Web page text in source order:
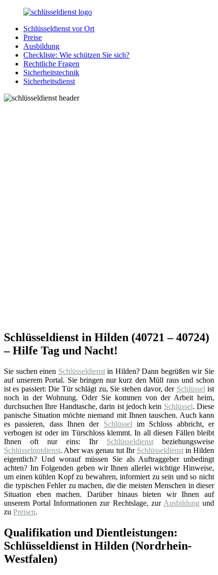
Zurück
Inhalt
SchluesseldienstDirekt.de
Ihre
Notlage
wird
gelöst!
Schlüsseldienst vor Ort
Preise
Ausbildung
Checkliste: Wie schützen Sie sich?
Rechtliche Fragen
Sicherheitstechnik
Sicherheitsdienst
Schlüsseldienst in Hilden (40721 – 40724)
– Hilfe Tag und Nacht!
Sie suchen einen Schlüsseldienstin Hilden? Dann begrüßen wir Sie
auf unserem Portal. Sie bringen nur kurz den Müll raus und schon
ist es passiert: Die Tür schlägt zu, Sie stehen davor, der Schlüssel ist
noch in der Wohnung. Oder Sie kommen von der Arbeit heim,
durchsuchen Ihre Handtasche, darin ist jedoch kein Schlüssel. Diese
panische Situation möchte niemand mit Ihnen tauschen. Auch kann
es passieren, dass Ihnen der Schlüssel im Schloss abbricht, er
verbogen ist oder im Türschloss klemmt. In all diesen Fällen bleibt
Ihnen oft nur eins: Ihr Schlüsseldienst beziehungsweise
Schlüsselnotdienst. Aber was genau tut Ihr Schlüsseldienstin Hilden
eigentlich? Und worauf müssen Sie als Auftraggeber unbedingt
achten? Im Folgenden geben wir Ihnen allerlei wichtige Hinweise,
um einen kühlen Kopf zu bewahren, informiert zu sein und so nicht
die typischen Fehler zu machen, die die meisten Menschen in dieser
Situation eben machen. Darüber hinaus bieten wir Ihnen auf
unserem Portal Informationen zur Rechtslage, zur Ausbildung und
zu Preisen.
Qualifikation und Dientleistungen:
Schlüsseldienst in Hilden (Nordrhein-
Westfalen)